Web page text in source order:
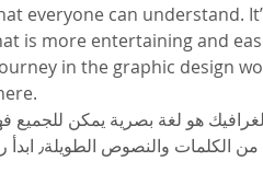
everyone can understand.
is more entertaining and
in the graphic design
هو لغة بصرية يمكن للجميع
والنصوص الطويلة٫ ابدأ رحلتك في عالم تصميم الغرافيك الآن هنا.